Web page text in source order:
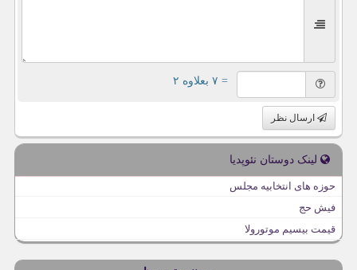
= ۷ بعلاوه ۲
ارسال نظر
لینک دوستان نئوپدیا
حوزه های انتخابیه مجلس
فیش حج
قیمت بیسیم موتورولا